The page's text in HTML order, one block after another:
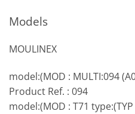
Models
MOULINEX
model:(MOD : MULTI:094
Product Ref. : 094
model:(MOD : T71 type:(TYP